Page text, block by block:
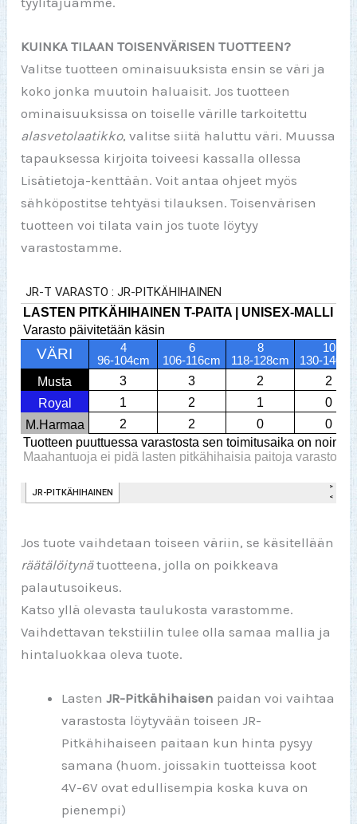
KUINKA TILAAN TOISENVÄRISEN TUOTTEEN?
Valitse tuotteen ominaisuuksista ensin se väri ja
koko jonka muutoin haluaisit. Jos tuotteen
ominaisuuksissa on toiselle värille tarkoitettu
alasvetolaatikko, valitse siitä haluttu väri. Muussa
tapauksessa kirjoita toiveesi kassalla ollessa
Lisätietoja-kenttään. Voit antaa ohjeet myös
sähköpostitse tehtyäsi tilauksen. Toisenvärisen
tuotteen voi tilata vain jos tuote löytyy
varastostamme.
Jos tuote vaihdetaan toiseen väriin, se käsitellään
räätälöitynätuotteena, jolla on poikkeava
palautusoikeus.
Katso yllä olevasta taulukosta varastomme.
Vaihdettavan tekstiilin tulee olla samaa mallia ja
hintaluokkaa oleva tuote.
LastenJR-Pitkähihaisen paidan voi vaihtaa
varastosta löytyvään toiseen JR-
Pitkähihaiseen paitaan kun hinta pysyy
samana (huom. joissakin tuotteissa koot
4V-6V ovat edullisempia koska kuva on
pienempi)